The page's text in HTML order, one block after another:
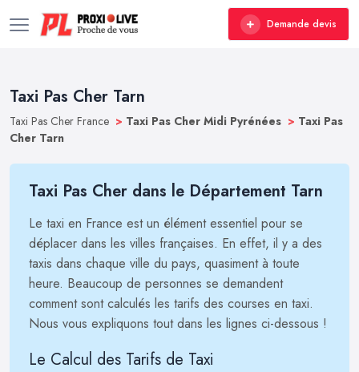
Demande devis
Taxi Pas Cher Tarn
Taxi Pas Cher France > Taxi Pas Cher Midi Pyrénées > Taxi Pas
Cher Tarn
Taxi Pas Cher dans le Département Tarn
Le taxi en France est un élément essentiel pour se
déplacer dans les villes françaises. En effet, il y a des
taxis dans chaque ville du pays, quasiment à toute
heure. Beaucoup de personnes se demandent
comment sont calculés les tarifs des courses en taxi.
Nous vous expliquons tout dans les lignes ci-dessous !
Le Calcul des Tarifs de Taxi